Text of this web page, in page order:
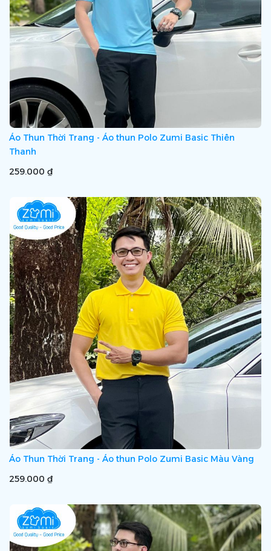
Áo Thun Thời Trang - Áo thun Polo Zumi Basic Thiên
Thanh
259.000 ₫
Áo Thun Thời Trang - Áo thun Polo Zumi Basic Màu Vàng
259.000 ₫